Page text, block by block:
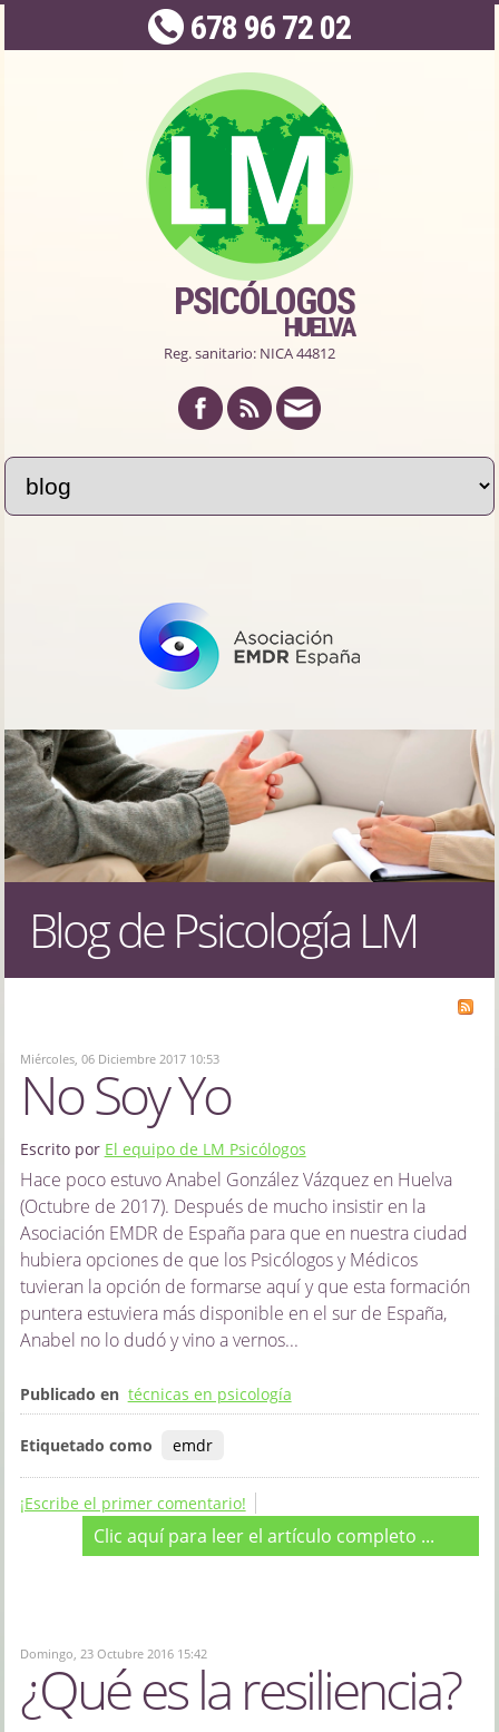
678 96 72 02
PSICÓLOGOS
HUELVA
Reg. sanitario: NICA 44812
Blog de Psicología LM
Miércoles, 06 Diciembre 2017 10:53
No Soy Yo
Escrito por El equipo de LM Psicólogos
Hace poco estuvo Anabel González Vázquez en Huelva
(Octubre de 2017). Después de mucho insistir en la
Asociación EMDR de España para que en nuestra ciudad
hubiera opciones de que los Psicólogos y Médicos
tuvieran la opción de formarse aquí y que esta formación
puntera estuviera más disponible en el sur de España,
Anabel no lo dudó y vino a vernos...
Publicado en técnicas en psicología
Etiquetado como emdr
¡Escribe el primer comentario!
Clic aquí para leer el artículo completo ...
Domingo, 23 Octubre 2016 15:42
¿Qué es la resiliencia?